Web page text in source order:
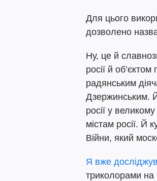
Для цього
дозволено
Ну, це й
росії й
радянським
Дзержинським.
росії у
містам росії. Й
Війни, який
Я вже
триколорами на